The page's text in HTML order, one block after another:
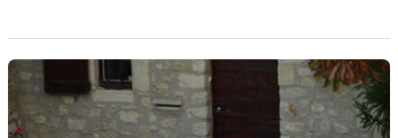
fois de plus, ce revival n’est réservé qu’à nos amis d’outre-
Atlantique !